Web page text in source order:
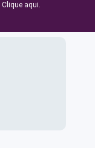
Clique aqui.